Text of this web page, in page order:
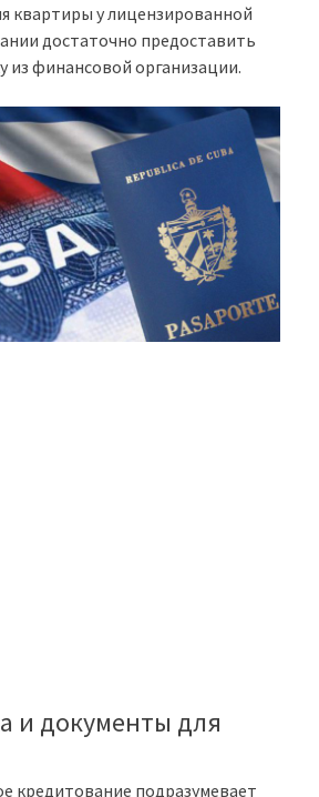
квартиры у лицензированной
достаточно предоставить
из финансовой организации.
и документы для
кредитование подразумевает